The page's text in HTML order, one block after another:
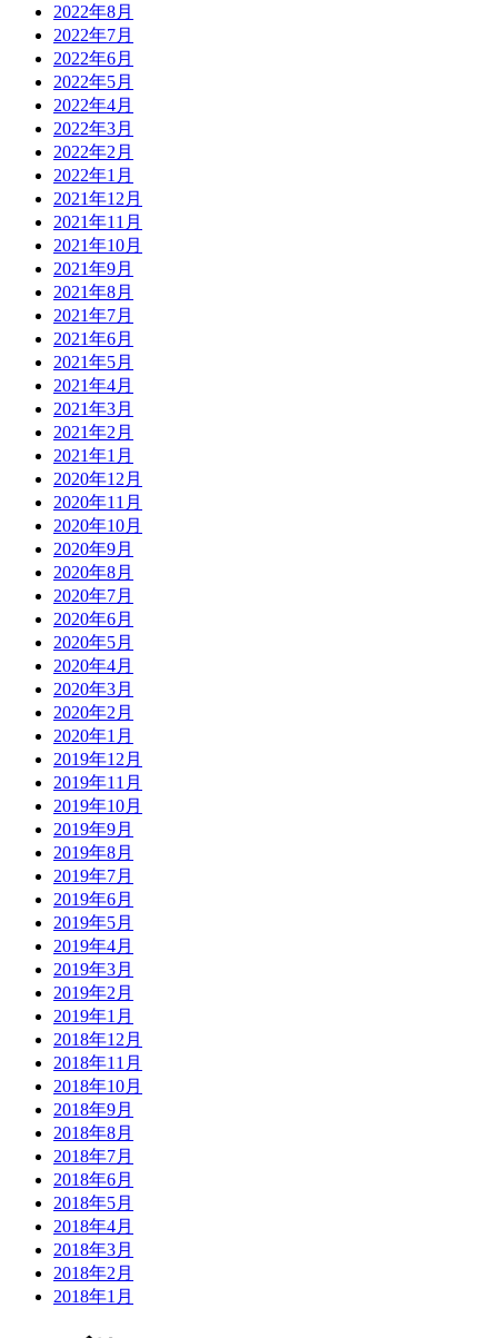
2022年8月
2022年7月
2022年6月
2022年5月
2022年4月
2022年3月
2022年2月
2022年1月
2021年12月
2021年11月
2021年10月
2021年9月
2021年8月
2021年7月
2021年6月
2021年5月
2021年4月
2021年3月
2021年2月
2021年1月
2020年12月
2020年11月
2020年10月
2020年9月
2020年8月
2020年7月
2020年6月
2020年5月
2020年4月
2020年3月
2020年2月
2020年1月
2019年12月
2019年11月
2019年10月
2019年9月
2019年8月
2019年7月
2019年6月
2019年5月
2019年4月
2019年3月
2019年2月
2019年1月
2018年12月
2018年11月
2018年10月
2018年9月
2018年8月
2018年7月
2018年6月
2018年5月
2018年4月
2018年3月
2018年2月
2018年1月